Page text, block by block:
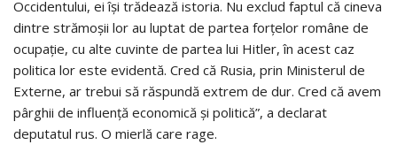
Occidentului, ei își trădează istoria. Nu exclud faptul că cineva
dintre strămoșii lor au luptat de partea forțelor române de
ocupație, cu alte cuvinte de partea lui Hitler, în acest caz
politica lor este evidentă. Cred că Rusia, prin Ministerul de
Externe, ar trebui să răspundă extrem de dur. Cred că avem
pârghii de influență economică și politică”, a declarat
deputatul rus. O mierlă care rage.